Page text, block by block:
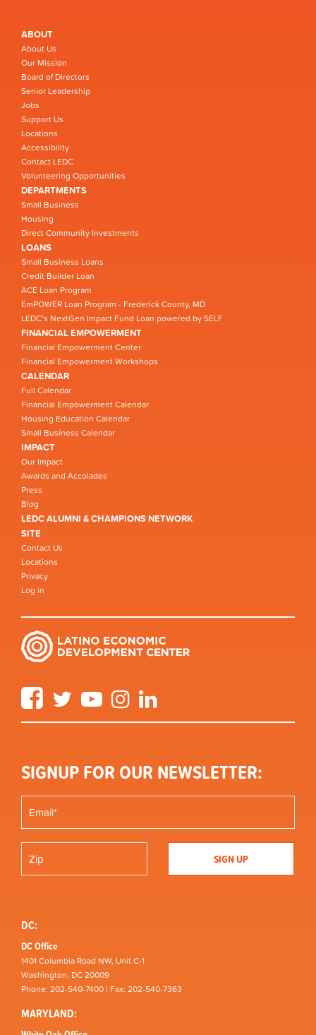
ABOUT
About Us
Our Mission
Board of Directors
Senior Leadership
Jobs
Support Us
Locations
Accessibility
Contact LEDC
Volunteering Opportunities
DEPARTMENTS
Small Business
Housing
Direct Community Investments
LOANS
Small Business Loans
Credit Builder Loan
ACE Loan Program
EmPOWER Loan Program - Frederick County, MD
LEDC’s NextGen Impact Fund Loan powered by SELF
FINANCIAL EMPOWERMENT
Financial Empowerment Center
Financial Empowerment Workshops
CALENDAR
Full Calendar
Financial Empowerment Calendar
Housing Education Calendar
Small Business Calendar
IMPACT
Our Impact
Awards and Accolades
Press
Blog
LEDC ALUMNI & CHAMPIONS NETWORK
SITE
Contact Us
Locations
Privacy
Log in
FacebookTwitter YouTube Instagram
SIGNUP FOR OUR NEWSLETTER:
DC:
DC Office
1401 Columbia Road NW, Unit C-1
Washington, DC 20009
Phone: 202-540-7400 | Fax: 202-540-7363
MARYLAND: